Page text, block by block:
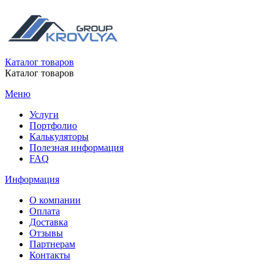
Каталог товаров
Каталог товаров
Меню
Услуги
Портфолио
Калькуляторы
Полезная информация
FAQ
Информация
О компании
Оплата
Доставка
Отзывы
Партнерам
Контакты